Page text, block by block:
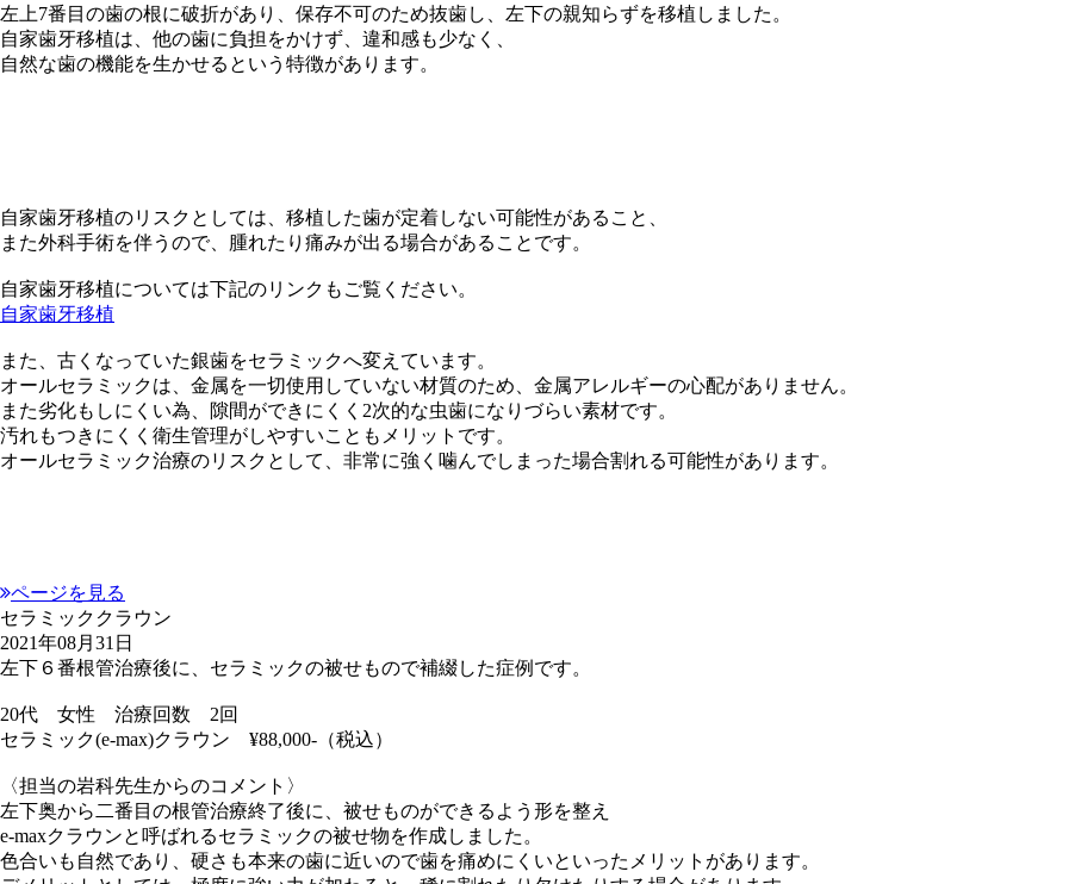
左上7番目の歯の根に破折があり、保存不可のため抜歯し、左下の親知らずを移植しました。
自家歯牙移植は、他の歯に負担をかけず、違和感も少なく、
自然な歯の機能を生かせるという特徴があります。
自家歯牙移植のリスクとしては、移植した歯が定着しない可能性があること、
また外科手術を伴うので、腫れたり痛みが出る場合があることです。
自家歯牙移植については下記のリンクもご覧ください。
自家歯牙移植
また、古くなっていた銀歯をセラミックへ変えています。
オールセラミックは、金属を一切使用していない材質のため、金属アレルギーの心配がありません。
また劣化もしにくい為、隙間ができにくく2次的な虫歯になりづらい素材です。
汚れもつきにくく衛生管理がしやすいこともメリットです。
オールセラミック治療のリスクとして、非常に強く噛んでしまった場合割れる可能性があります。
ページを見る
セラミッククラウン
2021年08月31日
左下６番根管治療後に、セラミックの被せもので補綴した症例です。
20代 女性 治療回数 2回
セラミック(e-max)クラウン ¥88,000-（税込）
〈担当の岩科先生からのコメント〉
左下奥から二番目の根管治療終了後に、被せものができるよう形を整え
e-maxクラウンと呼ばれるセラミックの被せ物を作成しました。
色合いも自然であり、硬さも本来の歯に近いので歯を痛めにくいといったメリットがあります。